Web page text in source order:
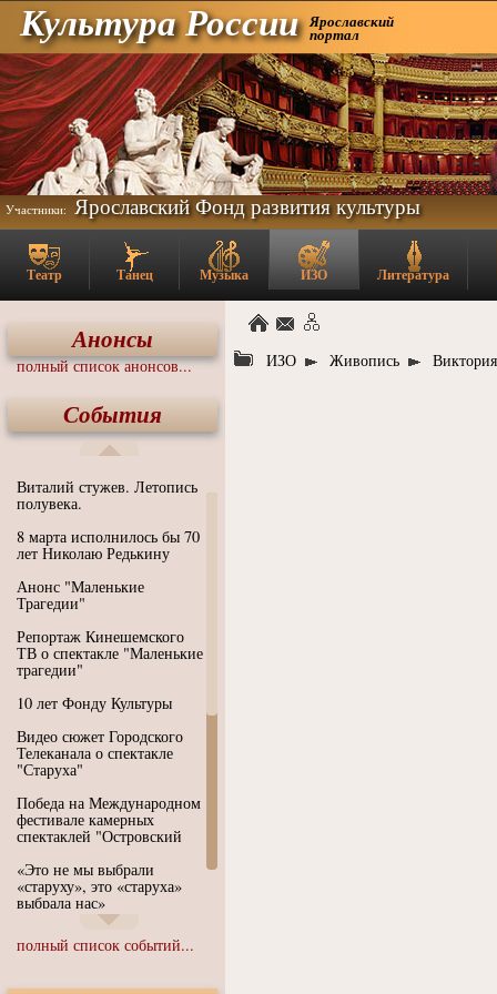
Культура России Ярославский
портал
Участники: Ярославский Фонд развития культуры
Театр Танец Музыка ИЗО Литература
Анонсы
полный список анонсов...
События
Виталий стужев. Летопись
полувека.
8 марта исполнилось бы 70
лет Николаю Редькину
Анонс "Маленькие
Трагедии"
Репортаж Кинешемского
ТВ о спектакле "Маленькие
трагедии"
10 лет Фонду Культуры
Видео сюжет Городского
Телеканала о спектакле
"Старуха"
Победа на Международном
фестивале камерных
спектаклей "Островский
«Это не мы выбрали
«старуху», это «старуха»
выбрала нас»
Иммерсивный спектакль
"Язык чистого полета
полный список событий...
ИЗО Живопись